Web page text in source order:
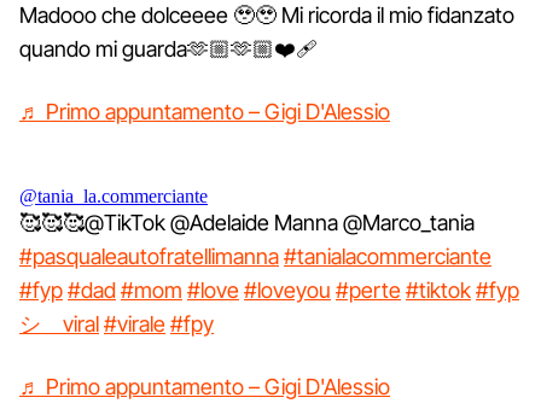
Madooo che dolceeee 🥹🥹 Mi ricorda il mio fidanzato
quando mi guarda🫶🏼🫶🏼❤️‍🩹
♬ Primo appuntamento – Gigi D'Alessio
@tania_la.commerciante
🥰🥰🥰@TikTok @Adelaide Manna @Marco_tania
#pasqualeautofratellimanna#tanialacommerciante
#fyp#dad#mom #love#loveyou #perte#tiktok#fyp
シ゚viral#virale#fpy
♬ Primo appuntamento – Gigi D'Alessio